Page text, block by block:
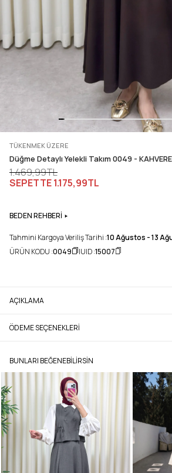
TÜKENMEK ÜZERE
Düğme Detaylı Yelekli Takım 0049 -
1.469,99TL
SEPETTE1.175,99TL
BEDEN REHBERİ
Tahmini Kargoya Veriliş Tarihi :10 Ağustos - 13
ÜRÜN KODU :0049 UID :15007
AÇIKLAMA
ÖDEME SEÇENEKLERI
BUNLARI BEĞENEBILIRSIN